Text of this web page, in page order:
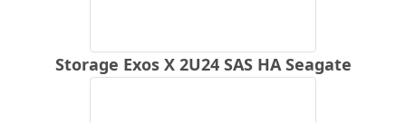
Storage Exos X 2U24 SAS HA Seagate